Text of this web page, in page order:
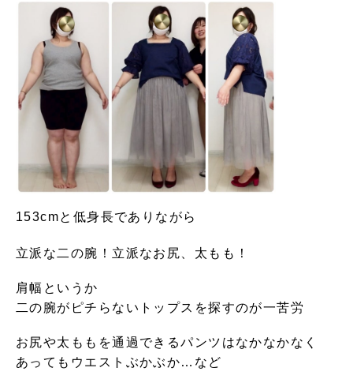
153cmと低身長でありながら
立派な二の腕！立派なお尻、太もも！
肩幅というか
二の腕がピチらないトップスを探すのが一苦労
お尻や太ももを通過できるパンツはなかなかなく
あってもウエストぶかぶか…など